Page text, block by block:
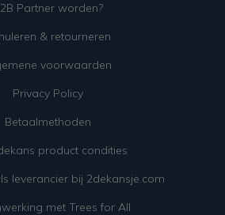
Partner worden?
& retourneren
voorwaarden
Privacy Policy
Betaalmethoden
product condities
leverancier bij 2dekansje.com
met Trees for All